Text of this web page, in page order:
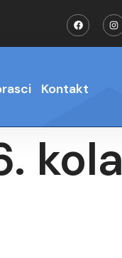
Kontakt
kola